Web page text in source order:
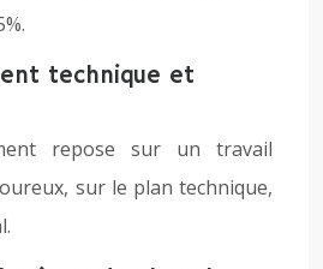
technique et
repose sur un travail
sur le plan technique,